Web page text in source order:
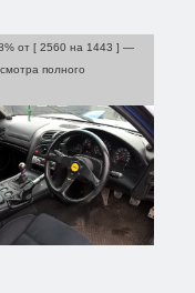
от [ 2560 на 1443 ] —
полного